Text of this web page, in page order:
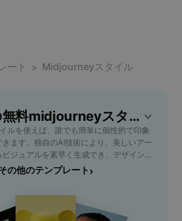
ップ
ター
ター
2.5
ジェネレーター
ジェネレーター
ー＆エディター
アのテンプレート
プレート
テンプレート
ラム
ートナープログラム
ート > Midjourneyスタイル
CapCutの無料midjourneyスタイルテンプレート
ルを使えば、誰でも簡単に個性的で印象
ます。独自のAI技術により、美しいアー
ビジュアルを素早く生成でき、デザイン初
幅広いニーズに対応。操作も直感的で、テ
適。さまざまなテーマやシーンに合わせた
ルの提案が豊富で、創作活動を強力サポ
の他のテンプレート ›